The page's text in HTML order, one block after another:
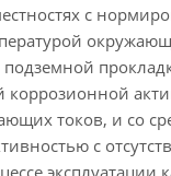
с
подземной
коррозионной
токов, и со
с
эксплуатации